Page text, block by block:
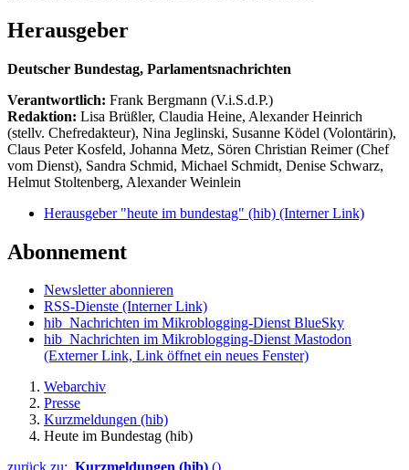
Herausgeber
Deutscher Bundestag, Parlamentsnachrichten
Verantwortlich: Frank Bergmann (V.i.S.d.P.)
Redaktion: Lisa Brüßler, Claudia Heine, Alexander Heinrich
(stellv. Chefredakteur), Nina Jeglinski, Susanne Ködel (Volontärin),
Claus Peter Kosfeld, Johanna Metz, Sören Christian Reimer (Chef
vom Dienst), Sandra Schmid, Michael Schmidt, Denise Schwarz,
Helmut Stoltenberg, Alexander Weinlein
Herausgeber "heute im bundestag" (hib) (Interner Link)
Abonnement
Newsletter abonnieren
RSS-Dienste (Interner Link)
hib_Nachrichten im Mikroblogging-Dienst BlueSky
hib_Nachrichten im Mikroblogging-Dienst Mastodon
(Externer Link, Link öffnet ein neues Fenster)
Webarchiv
Presse
Kurzmeldungen (hib)
Heute im Bundestag (hib)